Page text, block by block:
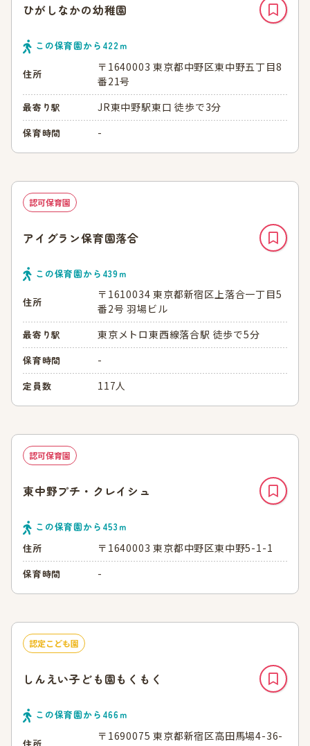
ひがしなかの幼稚園
この保育園から 422ｍ
住所
〒1640003 東京都中野区東中野五丁目8
番21号
最寄り駅 JR東中野駅東口 徒歩で3分
保育時間 -
認可保育園
アイグラン保育園落合
この保育園から 439ｍ
住所
〒1610034 東京都新宿区上落合一丁目5
番2号 羽場ビル
最寄り駅 東京メトロ東西線落合駅 徒歩で5分
保育時間 -
定員数 117人
認可保育園
東中野プチ・クレイシュ
この保育園から 453ｍ
住所
〒1640003 東京都中野区東中野5-1-1
保育時間 -
認定こども園
しんえい子ども園もくもく
この保育園から 466ｍ
住所
〒1690075 東京都新宿区高田馬場4-36-